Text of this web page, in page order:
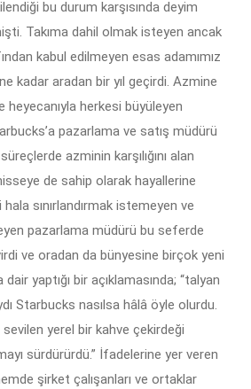
bu durum karşısında deyim
Takıma dahil olmak isteyen ancak
kabul edilmeyen esas adamımız
kadar aradan bir yıl geçirdi. Azmine
heyecanıyla herkesi büyüleyen
pazarlama ve satış müdürü
azminin karşılığını alan
de sahip olarak hayallerine
sınırlandırmak istemeyen ve
pazarlama müdürü bu seferde
ve oradan da bünyesine birçok yeni
yaptığı bir açıklamasında; “talyan
Starbucks nasılsa hâlâ öyle olurdu.
sevilen yerel bir kahve çekirdeği
sürdürürdü.” İfadelerine yer veren
şirket çalışanları ve ortaklar